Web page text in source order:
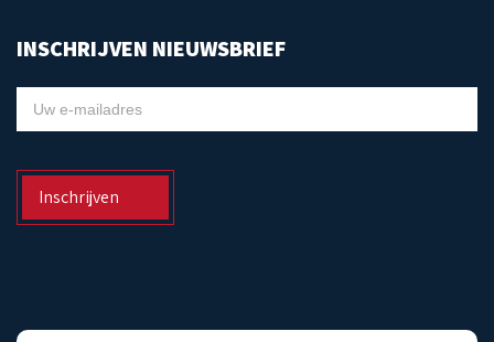
INSCHRIJVEN NIEUWSBRIEF
NIEUWSBRIEF
Inschrijven